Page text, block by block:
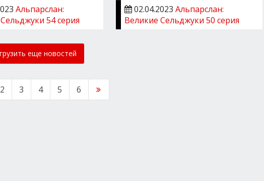
Альпарслан:
54 серия
02.04.2023 Альпарслан:
Великие Сельджуки 50 серия
еще новостей
2 3 4 5 6